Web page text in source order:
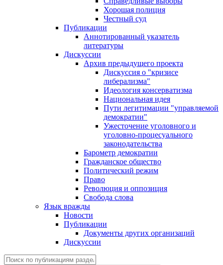
Хорошая полиция
Честный суд
Публикации
Аннотированный указатель
литературы
Дискуссии
Архив предыдущего проекта
Дискуссия о "кризисе
либерализма"
Идеология консерватизма
Национальная идея
Пути легитимации "управляемой
демократии"
Ужесточение уголовного и
уголовно-процесуального
законодательства
Барометр демократии
Гражданское общество
Политический режим
Право
Революция и оппозиция
Свобода слова
Язык вражды
Новости
Публикации
Документы других организаций
Дискуссии